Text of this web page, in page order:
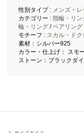
性別タイプ : メンズ・
カテゴリー : 指輪・リン
輪・リング/ペアリング
モチーフ : スカル・ドク
素材：シルバー925
カラー・仕上げ： スモ
ストーン：ブラックダ